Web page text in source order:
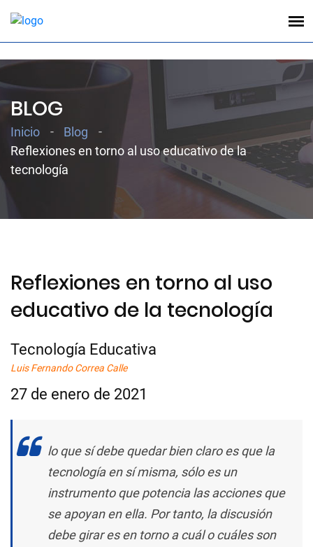
BLOG
Inicio
Blog
Reflexiones en torno al uso educativo de la
tecnología
Reflexiones en torno al uso
educativo de la tecnología
Tecnología Educativa
Luis Fernando Correa Calle
27 de enero de 2021
lo que sí debe quedar bien claro es que la
tecnología en sí misma, sólo es un
instrumento que potencia las acciones que
se apoyan en ella. Por tanto, la discusión
debe girar es en torno a cuál o cuáles son